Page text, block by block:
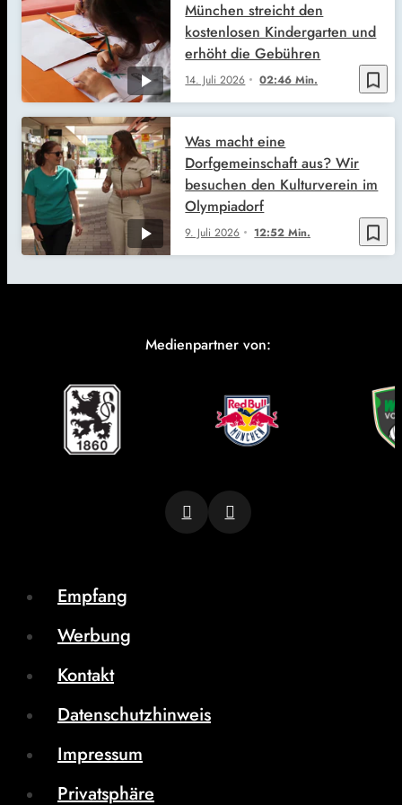
bookmark_border
14. Juli 2026 02:46 Min.
München streicht den
kostenlosen Kindergarten und
erhöht die Gebühren
bookmark_border
9. Juli 2026 12:52 Min.
Was macht eine
Dorfgemeinschaft aus? Wir
besuchen den Kulturverein im
Olympiadorf
Medienpartner von:
Empfang
Werbung
Kontakt
Datenschutzhinweis
Impressum
Privatsphäre